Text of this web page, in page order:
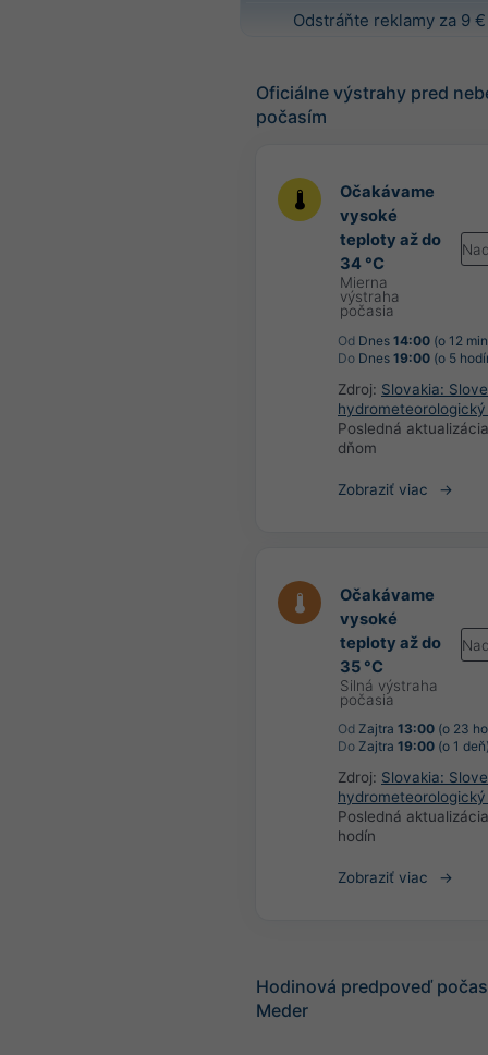
Odstráňte reklamy za 9
Oficiálne výstrahy pred
počasím
Očakávame
vysoké
teploty až do
34 °C
Mierna
výstraha
počasia
Od Dnes 14:00 (o 12
Do Dnes 19:00 (o 5
Zdroj: Slovakia:
Posledná
dňom
Zobraziť viac
Očakávame
vysoké
teploty až do
35 °C
Silná výstraha
počasia
Od Zajtra 13:00 (o 23
Do Zajtra 19:00 (o 1
Zdroj: Slovakia:
Posledná
hodín
Zobraziť viac
Hodinová predpoveď
Meder